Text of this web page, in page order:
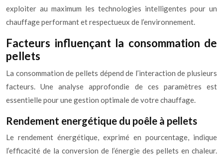
exploiter au maximum les technologies intelligentes pour un
chauffage performant et respectueux de l’environnement.
Facteurs influençant la consommation de
pellets
La consommation de pellets dépend de l’interaction de plusieurs
facteurs. Une analyse approfondie de ces paramètres est
essentielle pour une gestion optimale de votre chauffage.
Rendement energétique du poêle à pellets
Le rendement énergétique, exprimé en pourcentage, indique
l’efficacité de la conversion de l’énergie des pellets en chaleur.